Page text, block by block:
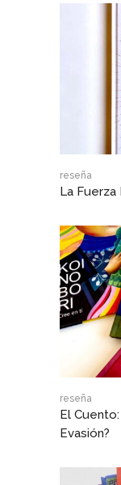
reseña
La Fuerza
reseña
El
Evasión?